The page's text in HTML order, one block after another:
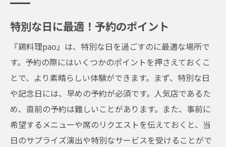
特別な日に最適！予約のポイント
『鶏料理pao』は、特別な日を過ごすのに最適な場所で
す。予約の際にはいくつかのポイントを押さえておくこ
とで、より素晴らしい体験ができます。まず、特別な日
や記念日には、早めの予約が必須です。人気店であるた
め、直前の予約は難しいことがあります。また、事前に
希望するメニューや席のリクエストを伝えておくと、当
日のサプライズ演出や特別なサービスを受けることがで